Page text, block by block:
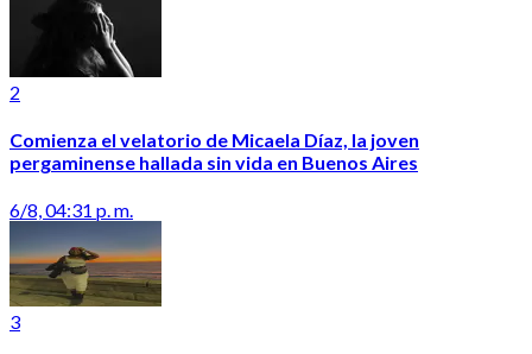
2
Comienza el velatorio de Micaela Díaz, la joven
pergaminense hallada sin vida en Buenos Aires
6/8, 04:31 p. m.
3